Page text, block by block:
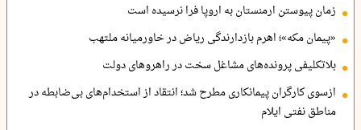
زمان پیوستن ارمنستان به اروپا فرا نرسیده است
«پیمان مکه»؛ اهرم بازدارندگی ریاض در خاورمیانه ملتهب
بلاتکلیفی پرونده‌های مشاغل سخت در راهروهای دولت
ازسوی کارگران پیمانکاری مطرح شد؛ انتقاد از استخدام‌های بی‌ضابطه در
مناطق نفتی ایلام